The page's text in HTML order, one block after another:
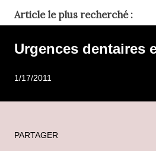
Article le plus recherché :
Urgences dentaires
1/17/2011
PARTAGER